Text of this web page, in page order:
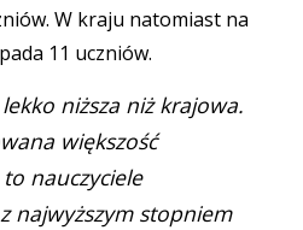
W kraju natomiast na
11 uczniów.
niższa niż krajowa.
większość
nauczyciele
najwyższym stopniem